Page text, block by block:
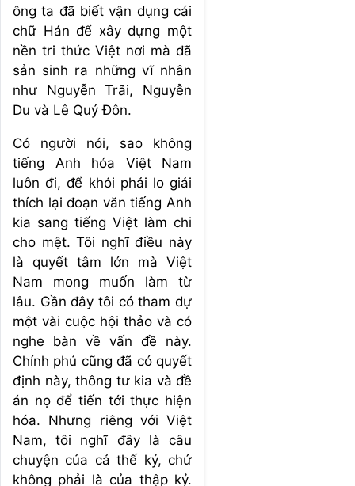
ông ta đã biết vận dụng cái
chữ Hán để xây dựng một
nền tri thức Việt nơi mà đã
sản sinh ra những vĩ nhân
như Nguyễn Trãi, Nguyễn
Du và Lê Quý Đôn.
Có người nói, sao không
tiếng Anh hóa Việt Nam
luôn đi, để khỏi phải lo giải
thích lại đoạn văn tiếng Anh
kia sang tiếng Việt làm chi
cho mệt. Tôi nghĩ điều này
là quyết tâm lớn mà Việt
Nam mong muốn làm từ
lâu. Gần đây tôi có tham dự
một vài cuộc hội thảo và có
nghe bàn về vấn đề này.
Chính phủ cũng đã có quyết
định này, thông tư kia và đề
án nọ để tiến tới thực hiện
hóa. Nhưng riêng với Việt
Nam, tôi nghĩ đây là câu
chuyện của cả thế kỷ, chứ
không phải là của thập kỷ.